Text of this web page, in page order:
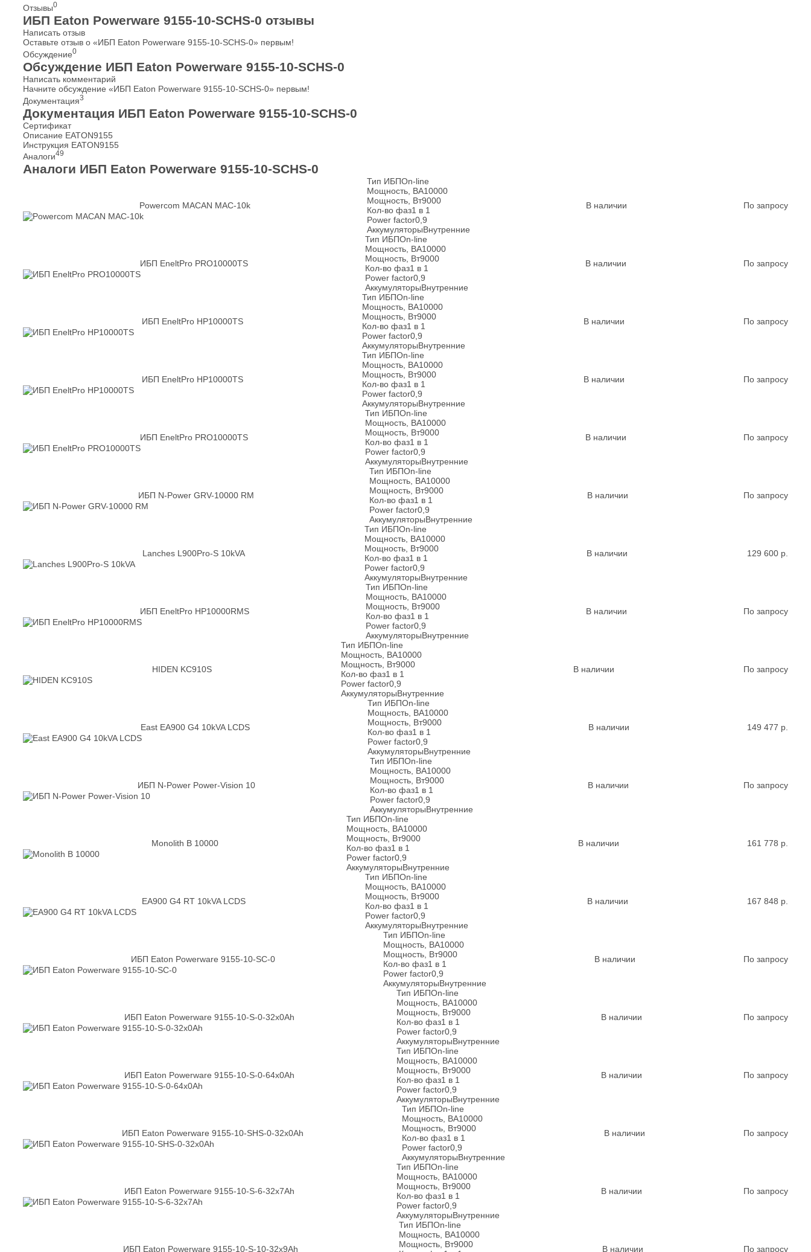
Отзывы0
ИБП Eaton Powerware 9155-10-SСHS-0 отзывы
Написать отзыв
Оставьте отзыв о «ИБП Eaton Powerware 9155-10-SСHS-0» первым!
Обсуждение0
Обсуждение ИБП Eaton Powerware 9155-10-SСHS-0
Написать комментарий
Начните обсуждение «ИБП Eaton Powerware 9155-10-SСHS-0» первым!
Документация3
Документация ИБП Eaton Powerware 9155-10-SСHS-0
Сертификат
Описание EATON9155
Инструкция EATON9155
Аналоги49
Аналоги ИБП Eaton Powerware 9155-10-SСHS-0
Powercom MACAN MAC-10k
Тип ИБПOn-line
Мощность, ВА10000
Мощность, Вт9000
Кол-во фаз1 в 1
Power factor0,9
АккумуляторыВнутренние
В наличии По запросу
ИБП EneltPro PRO10000TS
Тип ИБПOn-line
Мощность, ВА10000
Мощность, Вт9000
Кол-во фаз1 в 1
Power factor0,9
АккумуляторыВнутренние
В наличии По запросу
ИБП EneltPro HP10000TS
Тип ИБПOn-line
Мощность, ВА10000
Мощность, Вт9000
Кол-во фаз1 в 1
Power factor0,9
АккумуляторыВнутренние
В наличии По запросу
ИБП EneltPro HP10000TS
Тип ИБПOn-line
Мощность, ВА10000
Мощность, Вт9000
Кол-во фаз1 в 1
Power factor0,9
АккумуляторыВнутренние
В наличии По запросу
ИБП EneltPro PRO10000TS
Тип ИБПOn-line
Мощность, ВА10000
Мощность, Вт9000
Кол-во фаз1 в 1
Power factor0,9
АккумуляторыВнутренние
В наличии По запросу
ИБП N-Power GRV-10000 RM
Тип ИБПOn-line
Мощность, ВА10000
Мощность, Вт9000
Кол-во фаз1 в 1
Power factor0,9
АккумуляторыВнутренние
В наличии По запросу
Lanches L900Pro-S 10kVA
Тип ИБПOn-line
Мощность, ВА10000
Мощность, Вт9000
Кол-во фаз1 в 1
Power factor0,9
АккумуляторыВнутренние
В наличии 129 600 р.
ИБП EneltPro HP10000RMS
Тип ИБПOn-line
Мощность, ВА10000
Мощность, Вт9000
Кол-во фаз1 в 1
Power factor0,9
АккумуляторыВнутренние
В наличии По запросу
HIDEN KC910S
Тип ИБПOn-line
Мощность, ВА10000
Мощность, Вт9000
Кол-во фаз1 в 1
Power factor0,9
АккумуляторыВнутренние
В наличии По запросу
East EA900 G4 10kVA LCDS
Тип ИБПOn-line
Мощность, ВА10000
Мощность, Вт9000
Кол-во фаз1 в 1
Power factor0,9
АккумуляторыВнутренние
В наличии 149 477 р.
ИБП N-Power Power-Vision 10
Тип ИБПOn-line
Мощность, ВА10000
Мощность, Вт9000
Кол-во фаз1 в 1
Power factor0,9
АккумуляторыВнутренние
В наличии По запросу
Monolith B 10000
Тип ИБПOn-line
Мощность, ВА10000
Мощность, Вт9000
Кол-во фаз1 в 1
Power factor0,9
АккумуляторыВнутренние
В наличии 161 778 р.
EA900 G4 RT 10kVA LCDS
Тип ИБПOn-line
Мощность, ВА10000
Мощность, Вт9000
Кол-во фаз1 в 1
Power factor0,9
АккумуляторыВнутренние
В наличии 167 848 р.
ИБП Eaton Powerware 9155-10-SC-0
Тип ИБПOn-line
Мощность, ВА10000
Мощность, Вт9000
Кол-во фаз1 в 1
Power factor0,9
АккумуляторыВнутренние
В наличии По запросу
ИБП Eaton Powerware 9155-10-S-0-32x0Ah
Тип ИБПOn-line
Мощность, ВА10000
Мощность, Вт9000
Кол-во фаз1 в 1
Power factor0,9
АккумуляторыВнутренние
В наличии По запросу
ИБП Eaton Powerware 9155-10-S-0-64x0Ah
Тип ИБПOn-line
Мощность, ВА10000
Мощность, Вт9000
Кол-во фаз1 в 1
Power factor0,9
АккумуляторыВнутренние
В наличии По запросу
ИБП Eaton Powerware 9155-10-SHS-0-32x0Ah
Тип ИБПOn-line
Мощность, ВА10000
Мощность, Вт9000
Кол-во фаз1 в 1
Power factor0,9
АккумуляторыВнутренние
В наличии По запросу
ИБП Eaton Powerware 9155-10-S-6-32x7Ah
Тип ИБПOn-line
Мощность, ВА10000
Мощность, Вт9000
Кол-во фаз1 в 1
Power factor0,9
АккумуляторыВнутренние
В наличии По запросу
ИБП Eaton Powerware 9155-10-S-10-32x9Ah
Тип ИБПOn-line
Мощность, ВА10000
Мощность, Вт9000
В наличии По запросу